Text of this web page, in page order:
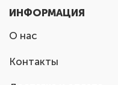
ИНФОРМАЦИЯ
О нас
Контакты